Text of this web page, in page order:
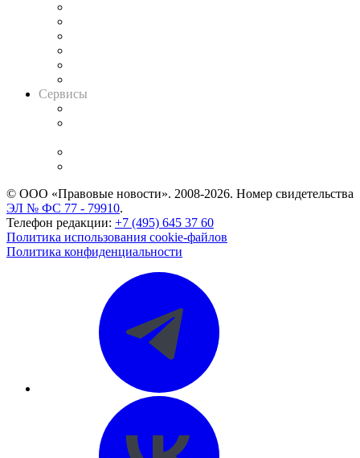
Сервисы
© ООО «Правовые новости». 2008-2026. Номер свидетельства
ЭЛ № ФС 77 - 79910.
Телефон редакции: +7 (495) 645 37 60
Политика использования cookie-файлов
Политика конфиденциальности